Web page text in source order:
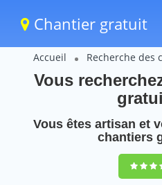
Chantier gratuit
Accueil Recherche des
Vous
Vous êtes artisan et
chantiers